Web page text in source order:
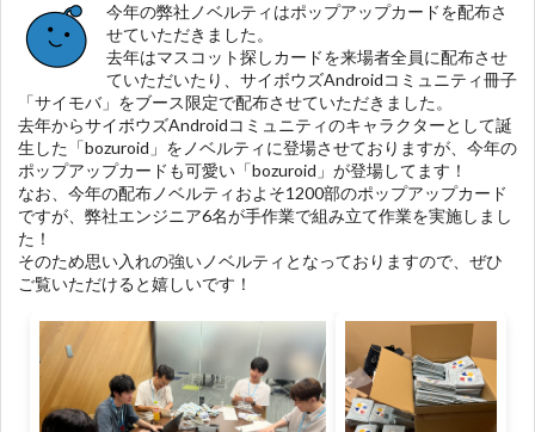
今年の弊社ノベルティはポップアップカードを配布さ
せていただきました。
去年はマスコット探しカードを来場者全員に配布させ
ていただいたり、サイボウズAndroidコミュニティ冊子
「サイモバ」をブース限定で配布させていただきました。
去年からサイボウズAndroidコミュニティのキャラクターとして誕
生した「bozuroid」をノベルティに登場させておりますが、今年の
ポップアップカードも可愛い「bozuroid」が登場してます！
なお、今年の配布ノベルティおよそ1200部のポップアップカード
ですが、弊社エンジニア6名が手作業で組み立て作業を実施しまし
た！
そのため思い入れの強いノベルティとなっておりますので、ぜひ
ご覧いただけると嬉しいです！